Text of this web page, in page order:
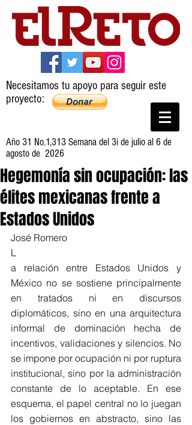
Necesitamos tu apoyo para seguir este
proyecto:
Año 31 No.1,313 Semana del 3i de julio al 6 de
agosto de 2026
Hegemonía sin ocupación: las
élites mexicanas frente a
Estados Unidos
José Romero
L
a relación entre Estados Unidos y
México no se sostiene principalmente
en tratados ni en discursos
diplomáticos, sino en una arquitectura
informal de dominación hecha de
incentivos, validaciones y silencios. No
se impone por ocupación ni por ruptura
institucional, sino por la administración
constante de lo aceptable. En ese
esquema, el papel central no lo juegan
los gobiernos en abstracto, sino las